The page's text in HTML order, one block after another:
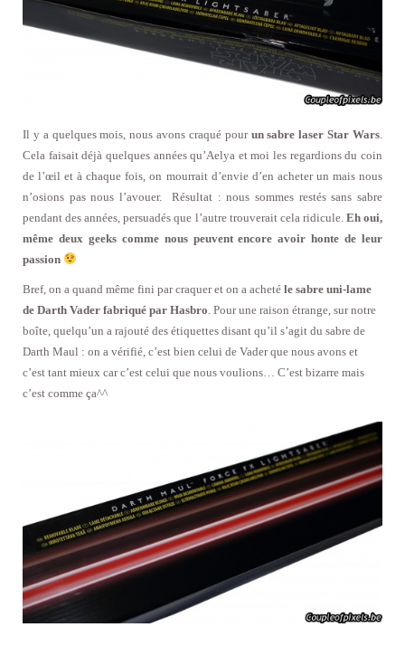
Il y a quelques mois, nous avons craqué pour un sabre laser Star Wars
Cela faisait déjà quelques années qu’Aelya et moi les regardions du coin
de l’œil et à chaque fois, on mourrait d’envie d’en acheter un mais nous
n’osions pas nous l’avouer. Résultat : nous sommes restés sans sabre
pendant des années, persuadés que l’autre trouverait cela ridicule. Eh oui,
même deux geeks comme nous peuvent encore avoir honte de leur
passion
Bref, on a quand même fini par craquer et on a acheté le sabre uni-lame
de Darth Vader fabriqué par Hasbro . Pour une raison étrange, sur notre
boîte, quelqu’un a rajouté des étiquettes disant qu’il s’agit du sabre de
Darth Maul : on a vérifié, c’est bien celui de Vader que nous avons et
c’est tant mieux car c’est celui que nous voulions… C’est bizarre mais
c’est comme ça^^